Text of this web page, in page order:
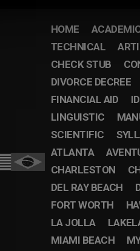
HOME
TECHNICAL
CHECK STUB
DIVORCE DECREE
FINANCIAL AID
LINGUISTIC
SCIENTIFIC
ATLANTA
CHARLESTON
DEL RAY BEACH
FORT WORTH
LA JOLLA
MIAMI BEACH